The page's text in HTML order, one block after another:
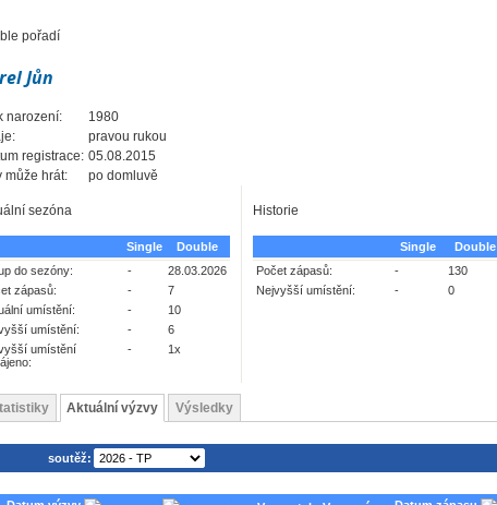
pořadí
Jůn
narození:
1980
pravou rukou
registrace: 05.08.2015
může hrát:
po domluvě
sezóna
Single
Double
do sezóny:
-
28.03.2026
zápasů:
-
7
umístění:
-
10
umístění:
-
6
umístění
- 1x
Historie
Single
Double
Počet zápasů:
-
130
Nejvyšší umístění:
- 0
Aktuální výzvy Výsledky
soutěž: